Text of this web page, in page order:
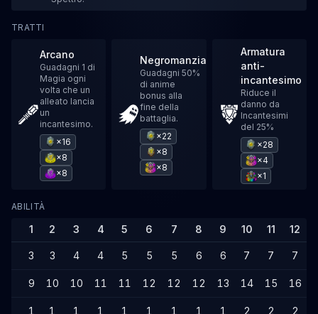
TRATTI
Arcano
Guadagni 1 di
Magia ogni
volta che un
alleato lancia
un
incantesimo.
×16
×8
×8
Negromanzia
Guadagni 50%
di anime
bonus alla
fine della
battaglia.
×22
×8
×8
Armatura
anti-
incantesimo
Riduce il
danno da
Incantesimi
del 25%
×28
×4
×1
ABILITÀ
1 2 3 4 5 6 7 8 9 10 11 12
3 3 4 4 5 5 5 6 6 7 7 7
9 10 10 11 11 12 12 12 13 14 15 16
1 1 1 1 1 1 1 1 1 2 2 2